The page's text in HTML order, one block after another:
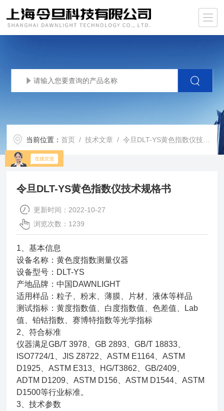
当前位置：首页 /技术文章 / 令旦DLT-YS黄色指数仪技术规格书
令旦DLT-YS黄色指数仪技术规格书
更新时间：2022-10-27
浏览次数：1239
1、基本信息
设备名称：黄色度指数测量仪器
设备型号：DLT-YS
产地品牌：中国DAWNLIGHT
适用样品：粒子、粉末、薄膜、片材、液体等样品
测试指标：黄度指数值、白度指数值、色差值、Lab
值、铂钴指数、赛博特指数等光学指标
2、符合标准
仪器满足GB/T 3978、GB 2893、GB/T 18833、
ISO7724/1、JIS Z8722、ASTM E1164、ASTM
D1925、ASTM E313、HG/T3862、GB/2409、
ADTM D1209、ASTM D156、ASTM D1544、ASTM
D1500等行业标准。
3、技术参数